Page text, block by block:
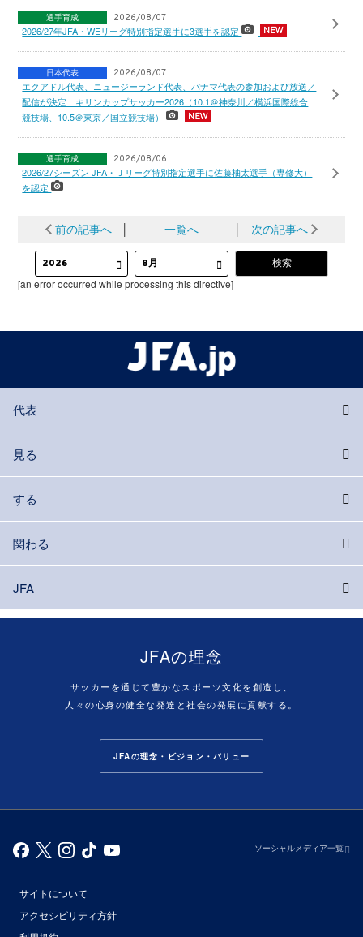
選手育成 2026/08/07
2026/27年JFA・WEリーグ特別指定選手に3選手を認定
日本代表 2026/08/07
エクアドル代表、ニュージーランド代表、パナマ代表の参加および放送／
配信が決定 キリンカップサッカー2026（10.1＠神奈川／横浜国際総合
競技場、10.5＠東京／国立競技場）
選手育成 2026/08/06
2026/27シーズン JFA・Ｊリーグ特別指定選手に佐藤柚太選手（専修大）
を認定
前の記事へ │ 一覧へ │ 次の記事へ
[an error occurred while processing this directive]
代表
見る
する
関わる
JFA
JFAの理念
サッカーを通じて豊かなスポーツ文化を創造し、
人々の心身の健全な発達と社会の発展に貢献する。
JFAの理念・ビジョン・バリュー
ソーシャルメディア一覧
サイトについて
アクセシビリティ方針